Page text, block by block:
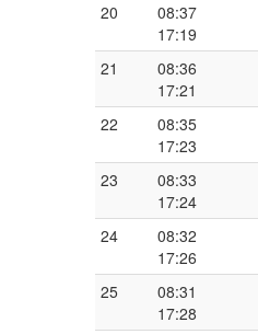
20
08:37
17:19
21
08:36
17:21
22
08:35
17:23
23
08:33
17:24
24
08:32
17:26
25
08:31
17:28